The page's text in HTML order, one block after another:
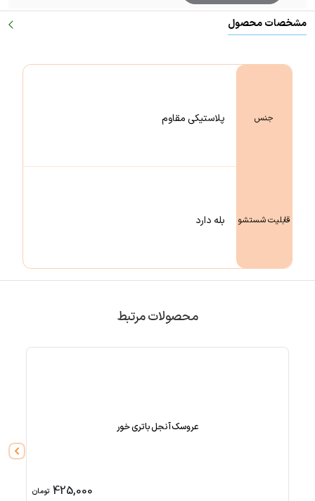
مشخصات محصول
جنس پلاستیکی مقاوم
قابلیت شستشو بله دارد
محصولات مرتبط
عروسک آنجل باتری خور
425,000 تومان